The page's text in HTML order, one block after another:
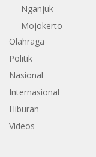
Nganjuk
Mojokerto
Olahraga
Politik
Nasional
Internasional
Hiburan
Videos